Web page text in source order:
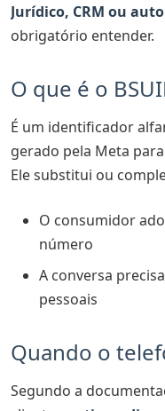
Jurídico, CRM ou
obrigatório entender.
O que é o
É um identificador
gerado pela Meta
Ele substitui ou
O consumidor
número
A conversa
pessoais
Quando o
Segundo a